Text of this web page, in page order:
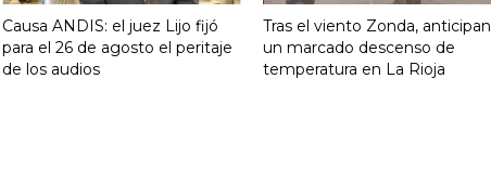
Causa ANDIS: el juez Lijo fijó
para el 26 de agosto el peritaje
de los audios
Tras el viento Zonda, anticipan
un marcado descenso de
temperatura en La Rioja